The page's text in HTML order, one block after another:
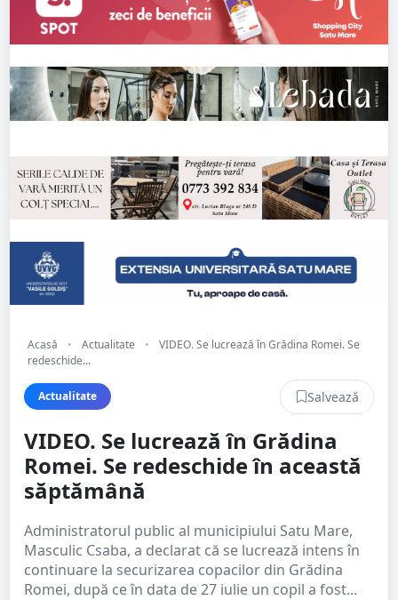
Acasă • Actualitate •
VIDEO. Se lucrează în Grădina Romei. Se
redeschide...
Actualitate Salvează
VIDEO. Se lucrează în Grădina
Romei. Se redeschide în această
săptămână
Administratorul public al municipiului Satu Mare,
Masculic Csaba, a declarat că se lucrează intens în
continuare la securizarea copacilor din Grădina
Romei, după ce în data de 27 iulie un copil a fost...